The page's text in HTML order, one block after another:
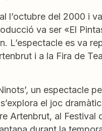
l’octubre del 2000 i
va ser «El
L’espectacle es va
i a la Fira de
un espectacle
el joc
Artenbrut, al Festival